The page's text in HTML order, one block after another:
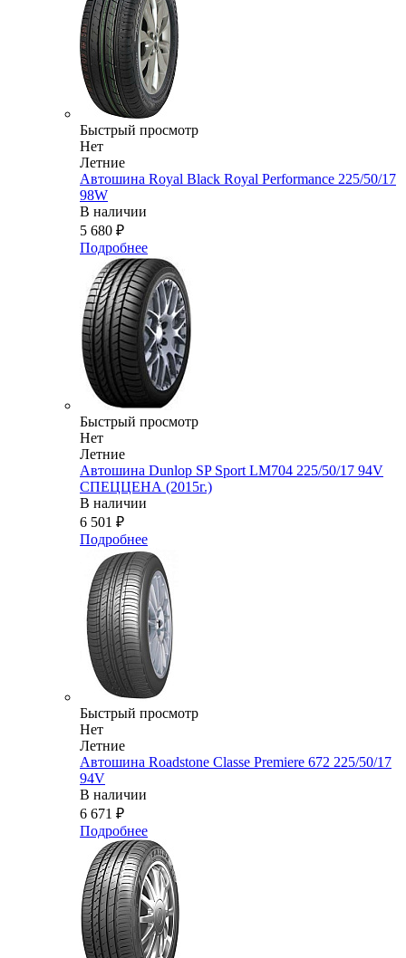
Быстрый просмотр
Нет
Летние
Автошина Royal Black Royal Performance 225/50/17
98W
В наличии
5 680 ₽
Подробнее
Быстрый просмотр
Нет
Летние
Автошина Dunlop SP Sport LM704 225/50/17 94V
СПЕЦЦЕНА (2015г.)
В наличии
6 501 ₽
Подробнее
Быстрый просмотр
Нет
Летние
Автошина Roadstone Classe Premiere 672 225/50/17
94V
В наличии
6 671 ₽
Подробнее